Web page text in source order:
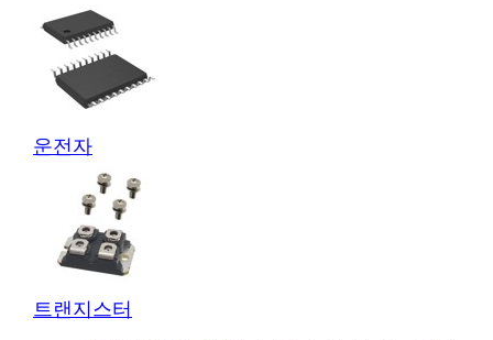
운전자
트랜지스터